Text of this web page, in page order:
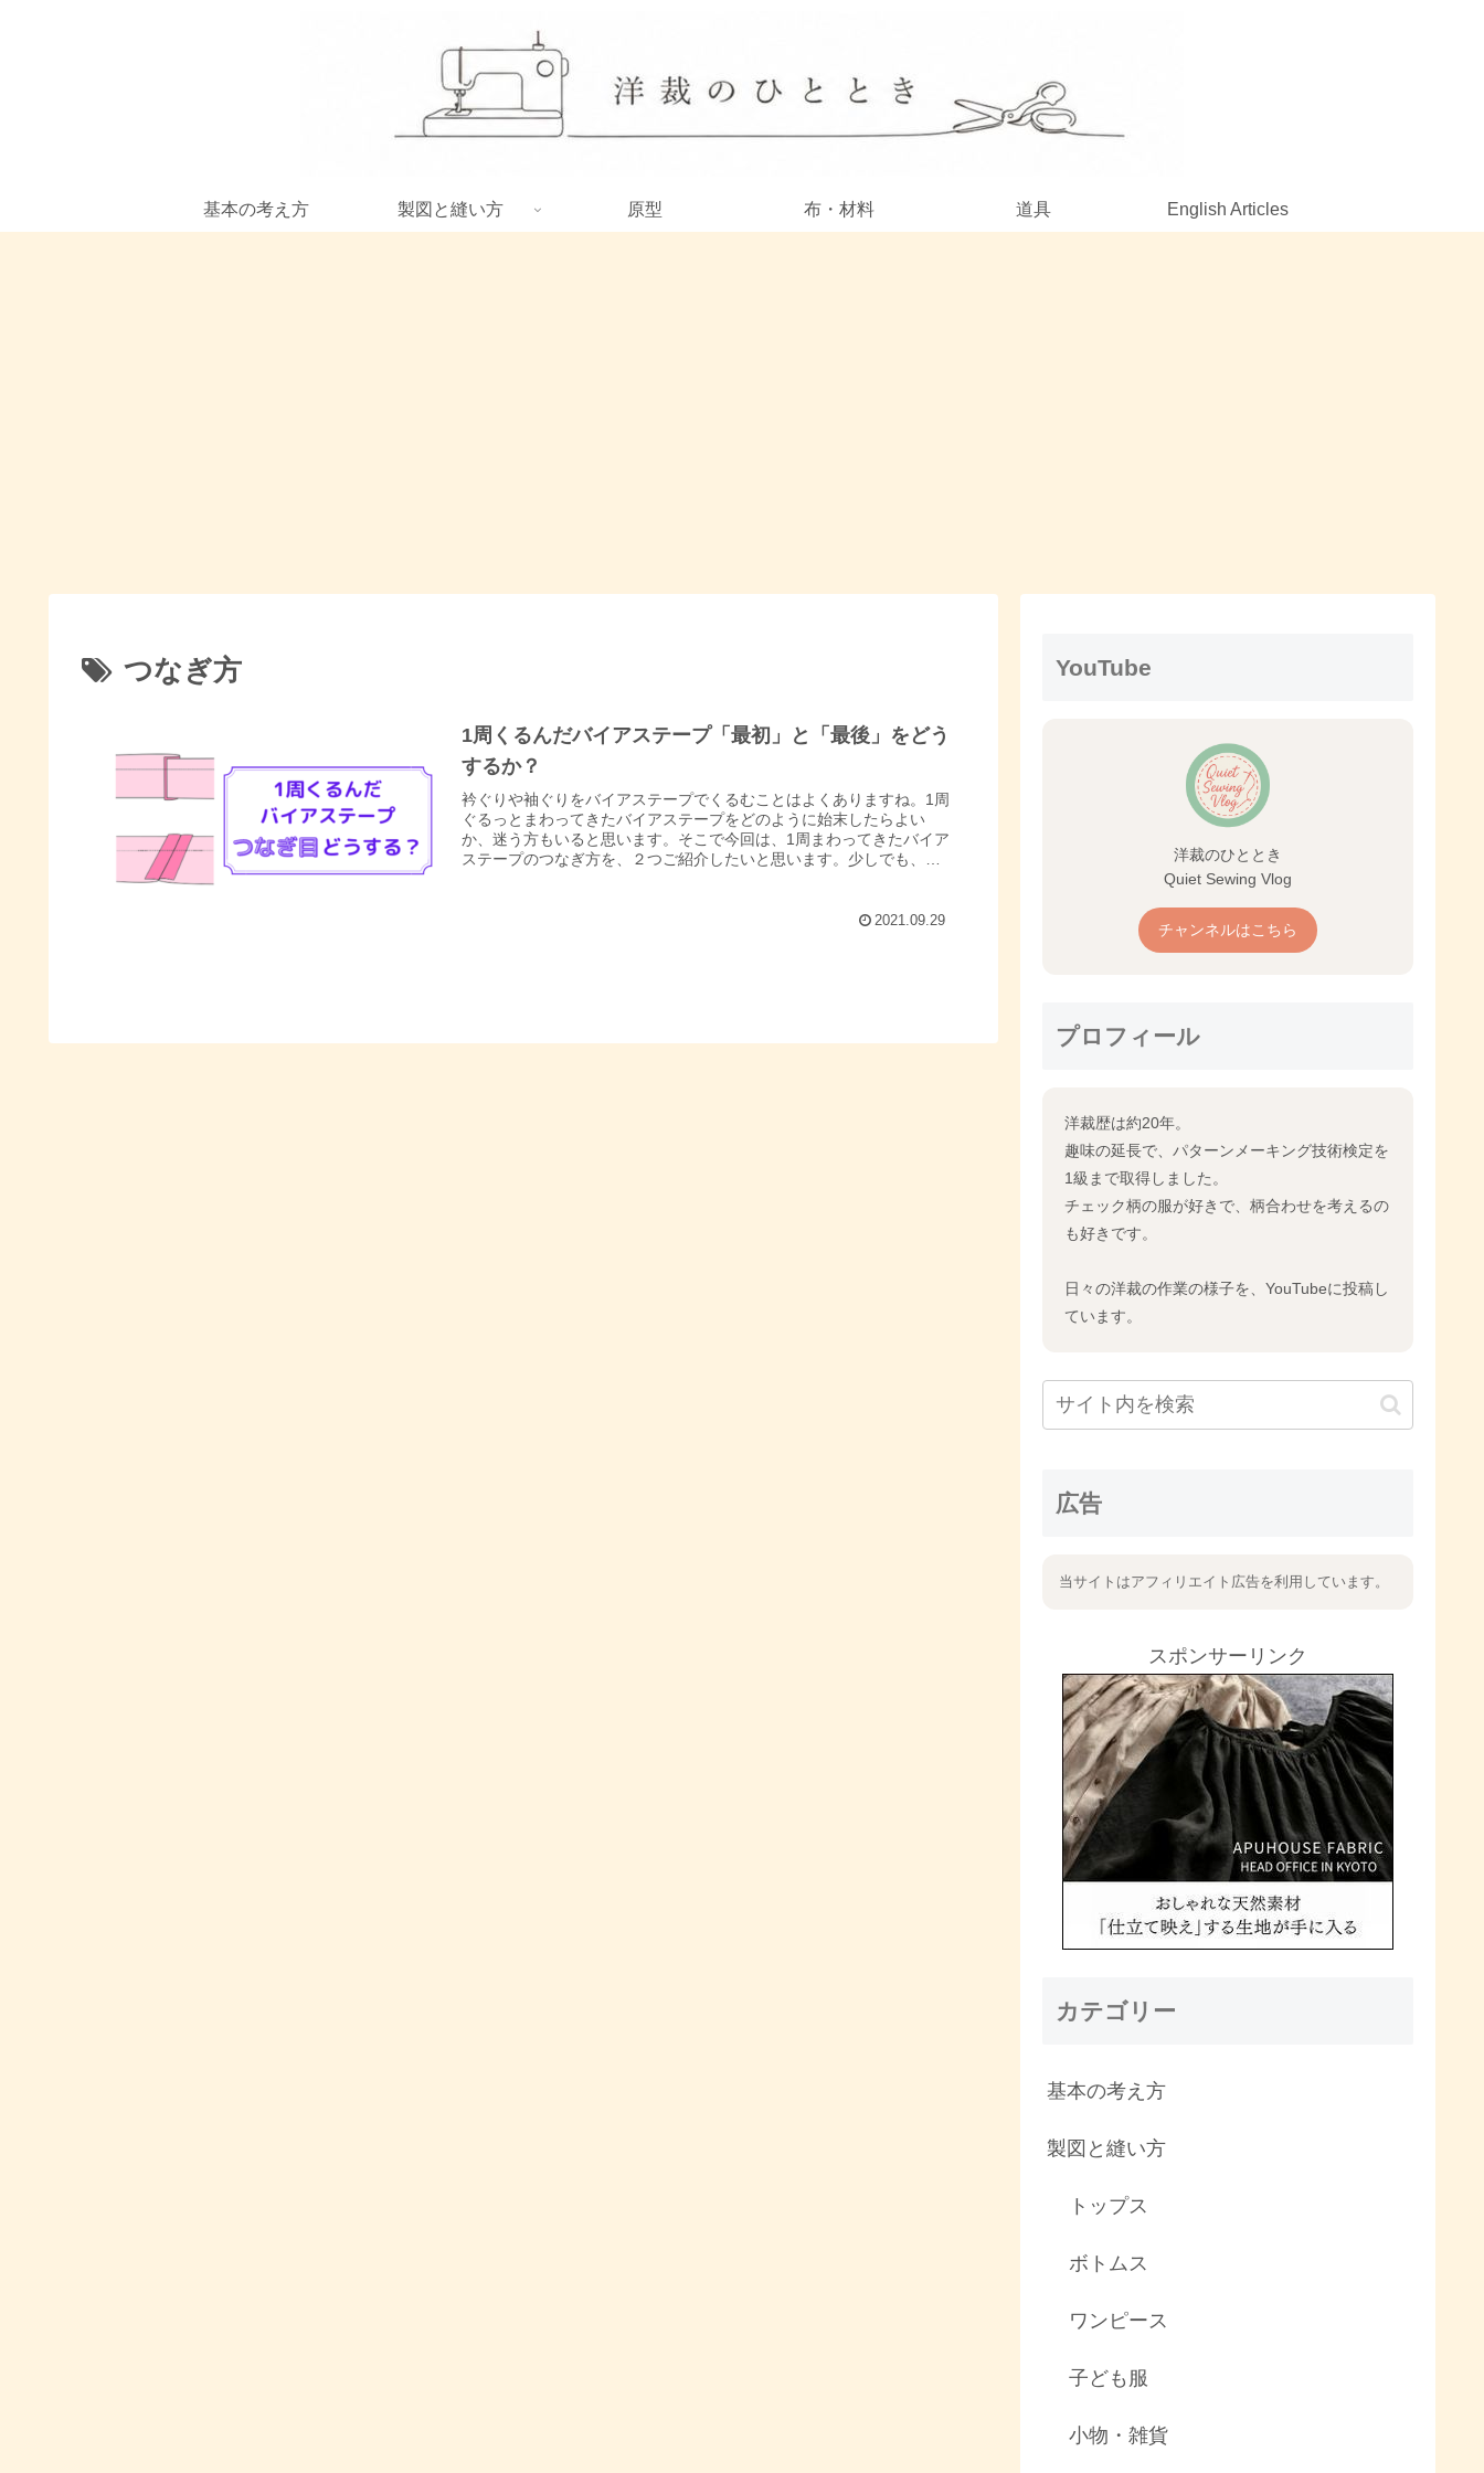
基本の考え方 製図と縫い方 原型 布・材料 道具 English Articles
つなぎ方
1周くるんだバイアステープ「最初」と「最後」をどう
するか？
衿ぐりや袖ぐりをバイアステープでくるむことはよくありますね。1周
ぐるっとまわってきたバイアステープをどのように始末したらよい
か、迷う方もいると思います。そこで今回は、1周まわってきたバイア
ステープのつなぎ方を、２つご紹介したいと思います。少しでも、参
2021.09.29
YouTube
洋裁のひととき
Quiet Sewing Vlog
チャンネルはこちら
プロフィール
洋裁歴は約20年。
趣味の延長で、パターンメーキング技術検定を
1級まで取得しました。
チェック柄の服が好きで、柄合わせを考えるの
も好きです。
日々の洋裁の作業の様子を、YouTubeに投稿し
ています。
広告
当サイトはアフィリエイト広告を利用しています。
スポンサーリンク
カテゴリー
基本の考え方
製図と縫い方
トップス
ボトムス
ワンピース
子ども服
小物・雑貨